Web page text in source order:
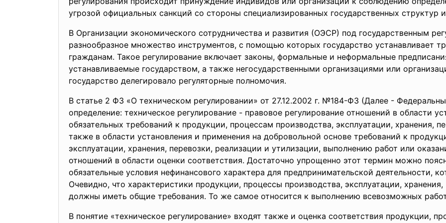
угрозой официальных санкций со стороны специализированных государственных структур
В Организации экономического сотрудничества и развития (ОЭСР) под государственным
разнообразное множество инструментов, с помощью которых государство устанавливает
гражданам. Такое регулирование включает законы, формальные и неформальные
устанавливаемые государством, а также негосударственными организациями или
государство делегировало регуляторные полномочия.
В статье 2 ФЗ «О техническом регулировании» от 27.12.2002 г. №184-ФЗ (Далее -
определение: техническое регулирование - правовое регулирование отношений в области
обязательных требований к продукции, процессам производства, эксплуатации, хранения,
также в области установления и применения на добровольной основе требований к
эксплуатации, хранения, перевозки, реализации и утилизации, выполнению работ или
отношений в области оценки соответствия. Достаточно упрощенно этот термин можно
обязательные условия нефинансового характера для предпринимательской деятельности,
Очевидно, что характеристики продукции, процессы производства, эксплуатации,
должны иметь общие требования. То же самое относится к выполнению всевозможных
В понятие «техническое регулирование» входят также и оценка соответствия продукции,